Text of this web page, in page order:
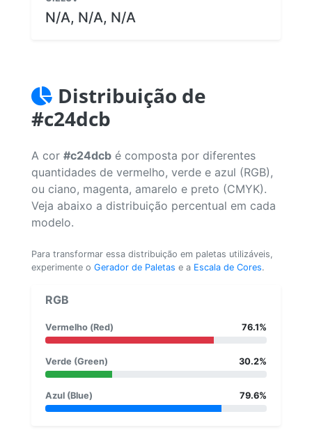
N/A, N/A, N/A
Distribuição de
#c24dcb
A cor #c24dcb é composta por diferentes
quantidades de vermelho, verde e azul (RGB),
ou ciano, magenta, amarelo e preto (CMYK).
Veja abaixo a distribuição percentual em cada
modelo.
Para transformar essa distribuição em paletas utilizáveis,
experimente o Gerador de Paletas e a Escala de Cores.
RGB
Vermelho (Red) 76.1%
Verde (Green) 30.2%
Azul (Blue) 79.6%